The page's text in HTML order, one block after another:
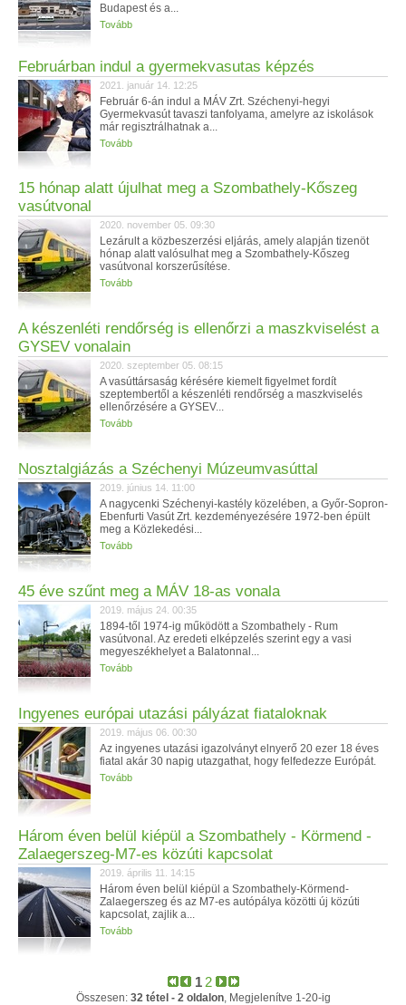
Budapest és a...
Tovább
Februárban indul a gyermekvasutas képzés
2021. január 14. 12:25
Február 6-án indul a MÁV Zrt. Széchenyi-hegyi
Gyermekvasút tavaszi tanfolyama, amelyre az iskolások
már regisztrálhatnak a...
Tovább
15 hónap alatt újulhat meg a Szombathely-Kőszeg
vasútvonal
2020. november 05. 09:30
Lezárult a közbeszerzési eljárás, amely alapján tizenöt
hónap alatt valósulhat meg a Szombathely-Kőszeg
vasútvonal korszerűsítése.
Tovább
A készenléti rendőrség is ellenőrzi a maszkviselést a
GYSEV vonalain
2020. szeptember 05. 08:15
A vasúttársaság kérésére kiemelt figyelmet fordít
szeptembertől a készenléti rendőrség a maszkviselés
ellenőrzésére a GYSEV...
Tovább
Nosztalgiázás a Széchenyi Múzeumvasúttal
2019. június 14. 11:00
A nagycenki Széchenyi-kastély közelében, a Győr-Sopron-
Ebenfurti Vasút Zrt. kezdeményezésére 1972-ben épült
meg a Közlekedési...
Tovább
45 éve szűnt meg a MÁV 18-as vonala
2019. május 24. 00:35
1894-től 1974-ig működött a Szombathely - Rum
vasútvonal. Az eredeti elképzelés szerint egy a vasi
megyeszékhelyet a Balatonnal...
Tovább
Ingyenes európai utazási pályázat fiataloknak
2019. május 06. 00:30
Az ingyenes utazási igazolványt elnyerő 20 ezer 18 éves
fiatal akár 30 napig utazgathat, hogy felfedezze Európát.
Tovább
Három éven belül kiépül a Szombathely - Körmend -
Zalaegerszeg-M7-es közúti kapcsolat
2019. április 11. 14:15
Három éven belül kiépül a Szombathely-Körmend-
Zalaegerszeg és az M7-es autópálya közötti új közúti
kapcsolat, zajlik a...
Tovább
1 2
Összesen: 32 tétel - 2 oldalon, Megjelenítve 1-20-ig